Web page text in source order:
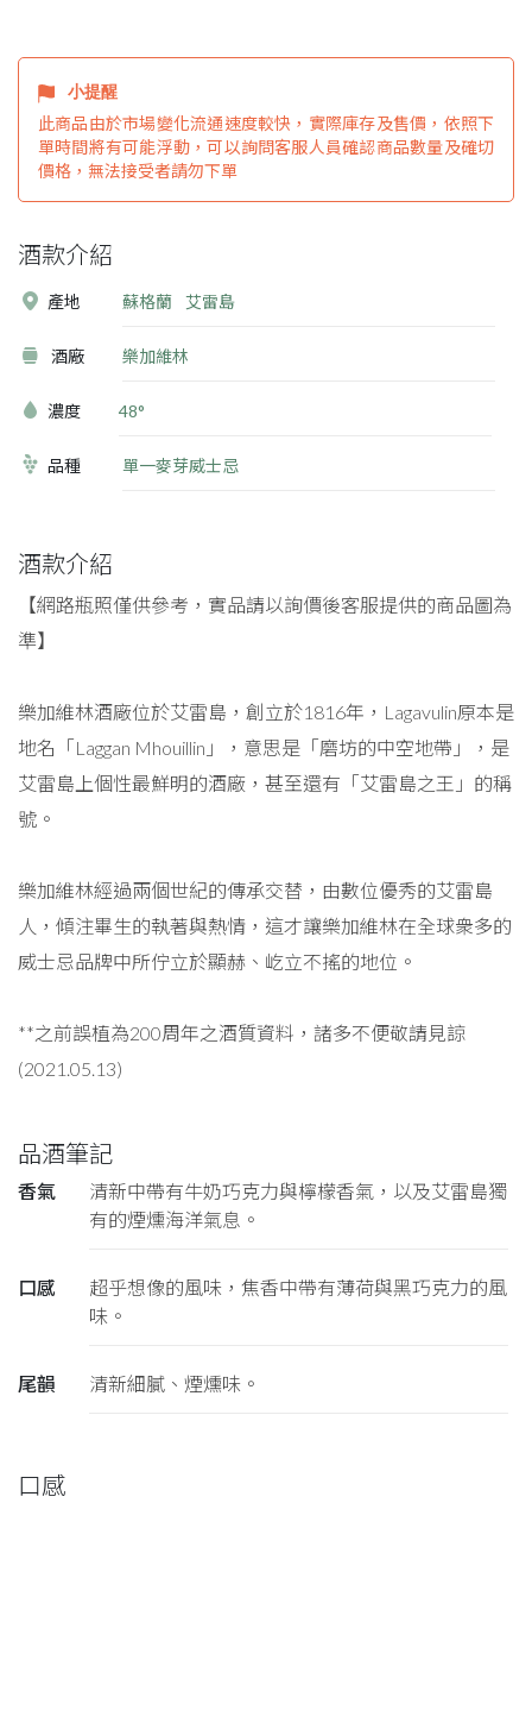
小提醒
此商品由於市場變化流通速度較快，實際庫存及售價，依照下
單時間將有可能浮動，可以詢問客服人員確認商品數量及確切
價格，無法接受者請勿下單
酒款介紹
產地 蘇格蘭 艾雷島
酒廠 樂加維林
濃度 48°
品種 單一麥芽威士忌
酒款介紹
【網路瓶照僅供參考，實品請以詢價後客服提供的商品圖為
準】
樂加維林酒廠位於艾雷島，創立於1816年，Lagavulin原本是
地名「Laggan Mhouillin」，意思是「磨坊的中空地帶」，是
艾雷島上個性最鮮明的酒廠，甚至還有「艾雷島之王」的稱
號。
樂加維林經過兩個世紀的傳承交替，由數位優秀的艾雷島
人，傾注畢生的執著與熱情，這才讓樂加維林在全球衆多的
威士忌品牌中所佇立於顯赫、屹立不搖的地位。
**之前誤植為200周年之酒質資料，諸多不便敬請見諒
(2021.05.13)
品酒筆記
香氣
清新中帶有牛奶巧克力與檸檬香氣，以及艾雷島獨
有的煙燻海洋氣息。
口感
超乎想像的風味，焦香中帶有薄荷與黑巧克力的風
味。
尾韻 清新細膩、煙燻味。
口感